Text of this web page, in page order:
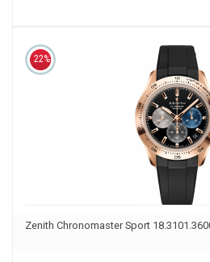
22%
Zenith Chronomaster Sport